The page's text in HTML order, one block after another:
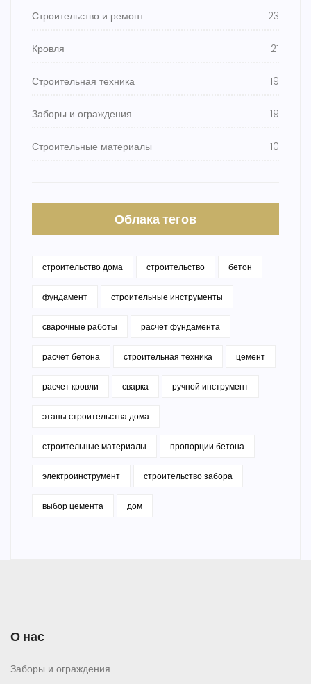
Строительство и ремонт 23
Кровля 21
Строительная техника 19
Заборы и ограждения 19
Строительные материалы 10
Облака тегов
строительство дома строительство бетон
фундамент строительные инструменты
сварочные работы расчет фундамента
расчет бетона строительная техника цемент
расчет кровли сварка ручной инструмент
этапы строительства дома
строительные материалы пропорции бетона
электроинструмент строительство забора
выбор цемента дом
О нас
Заборы и ограждения